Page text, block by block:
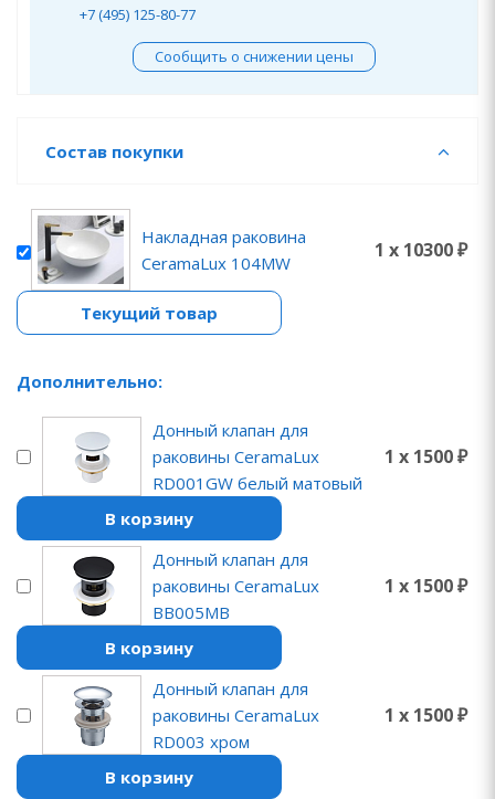
+7 (495) 125-80-77
Сообщить о снижении цены
Состав покупки
Накладная раковина
CeramaLux 104MW
1 x 10300 ₽
Текущий товар
Дополнительно:
Донный клапан для
раковины CeramaLux
RD001GW белый матовый
1 x 1500 ₽
В корзину
Донный клапан для
раковины CeramaLux
BB005MB
1 x 1500 ₽
В корзину
Донный клапан для
раковины CeramaLux
RD003 хром
1 x 1500 ₽
В корзину